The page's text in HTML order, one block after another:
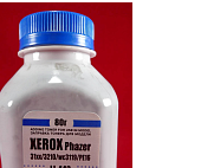
В корзину
в 1 клик Сравнение
В наличии